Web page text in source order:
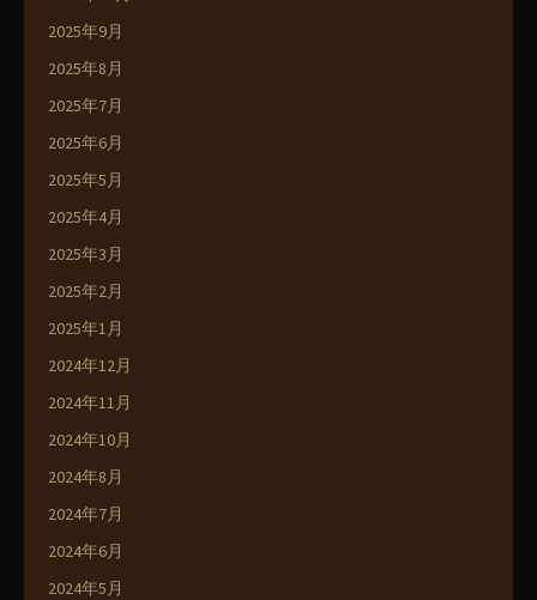
2025年9月
2025年8月
2025年7月
2025年6月
2025年5月
2025年4月
2025年3月
2025年2月
2025年1月
2024年12月
2024年11月
2024年10月
2024年8月
2024年7月
2024年6月
2024年5月